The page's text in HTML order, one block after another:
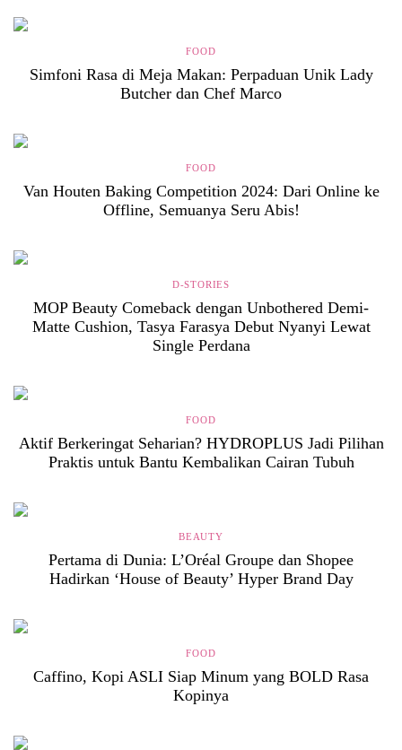
FOOD
Simfoni Rasa di Meja Makan: Perpaduan Unik Lady
Butcher dan Chef Marco
FOOD
Van Houten Baking Competition 2024: Dari Online ke
Offline, Semuanya Seru Abis!
D-STORIES
MOP Beauty Comeback dengan Unbothered Demi-
Matte Cushion, Tasya Farasya Debut Nyanyi Lewat
Single Perdana
FOOD
Aktif Berkeringat Seharian? HYDROPLUS Jadi Pilihan
Praktis untuk Bantu Kembalikan Cairan Tubuh
BEAUTY
Pertama di Dunia: L’Oréal Groupe dan Shopee
Hadirkan ‘House of Beauty’ Hyper Brand Day
FOOD
Caffino, Kopi ASLI Siap Minum yang BOLD Rasa
Kopinya